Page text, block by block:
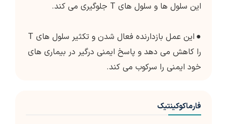
این سلول ها و سلول های T جلوگیری می کند.
●
این عمل بازدارنده فعال شدن و تکثیر سلول های T
را کاهش می دهد و پاسخ ایمنی درگیر در بیماری های
خود ایمنی را سرکوب می کند.
فارماکوکینتیک